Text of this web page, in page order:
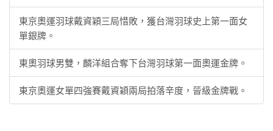
東京奧運羽球戴資穎三局惜敗，獲台灣羽球史上第一面女
單銀牌。
東奧羽球男雙，麟洋組合奪下台灣羽球第一面奧運金牌。
東京奧運女單四強賽戴資穎兩局拍落辛度，晉級金牌戰。